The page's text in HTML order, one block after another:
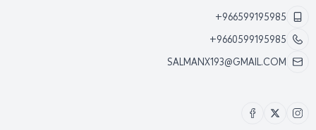
+966599195985
+9660599195985
SALMANX193@GMAIL.COM